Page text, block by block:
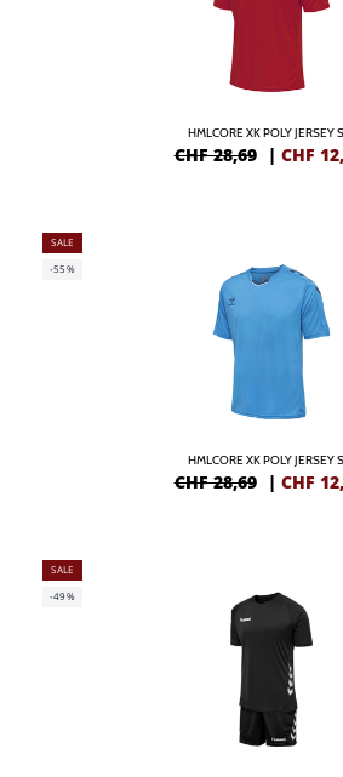
HMLCORE XK POLY JERSEY
CHF 28,69 | CHF
SALE
-55%
HMLCORE XK POLY JERSEY
CHF 28,69 | CHF
SALE
-49%